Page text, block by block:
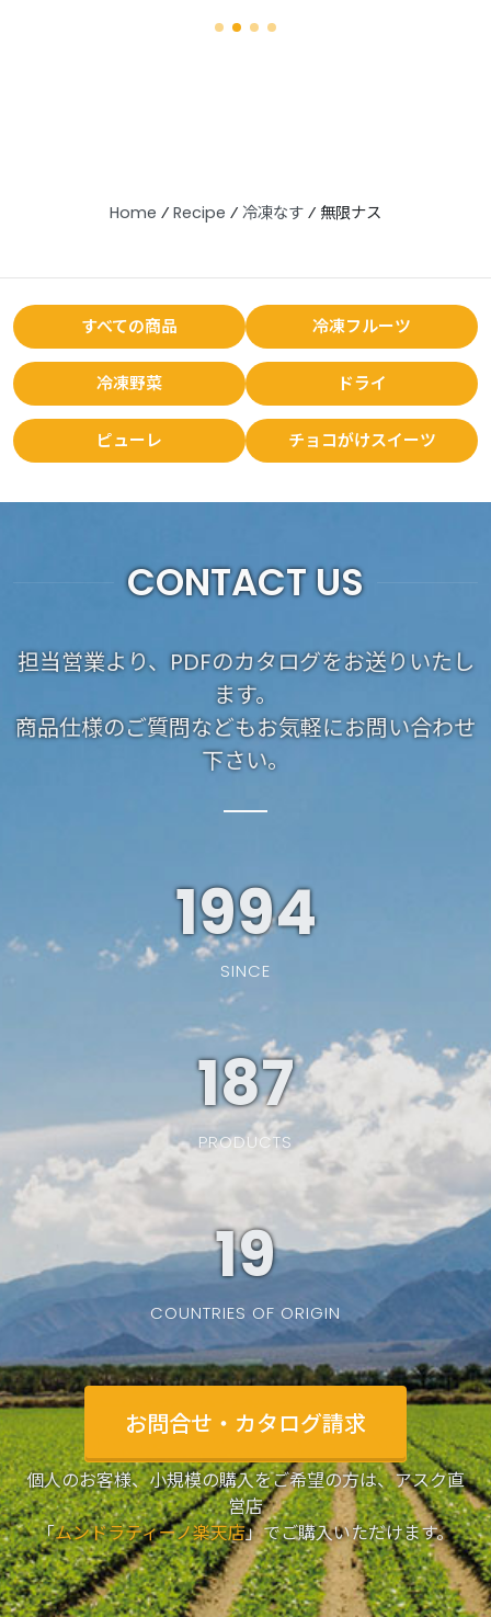
Home ⁄ Recipe ⁄ 冷凍なす ⁄ 無限ナス
すべての商品 冷凍フルーツ
冷凍野菜 ドライ
ピューレ チョコがけスイーツ
CONTACT US
担当営業より、PDFのカタログをお送りいたし
ます。
商品仕様のご質問などもお気軽にお問い合わせ
下さい。
1994
SINCE
187
PRODUCTS
19
COUNTRIES OF ORIGIN
お問合せ・カタログ請求
個人のお客様、小規模の購入をご希望の方は、アスク直
営店
「ムンドラティーノ楽天店」でご購入いただけます。